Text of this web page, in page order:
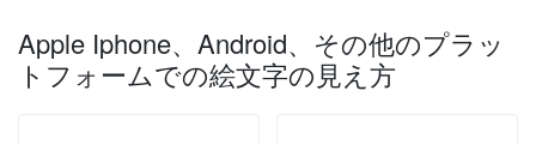
Apple Iphone、Android、その他のプラッ
トフォームでの絵文字の見え方